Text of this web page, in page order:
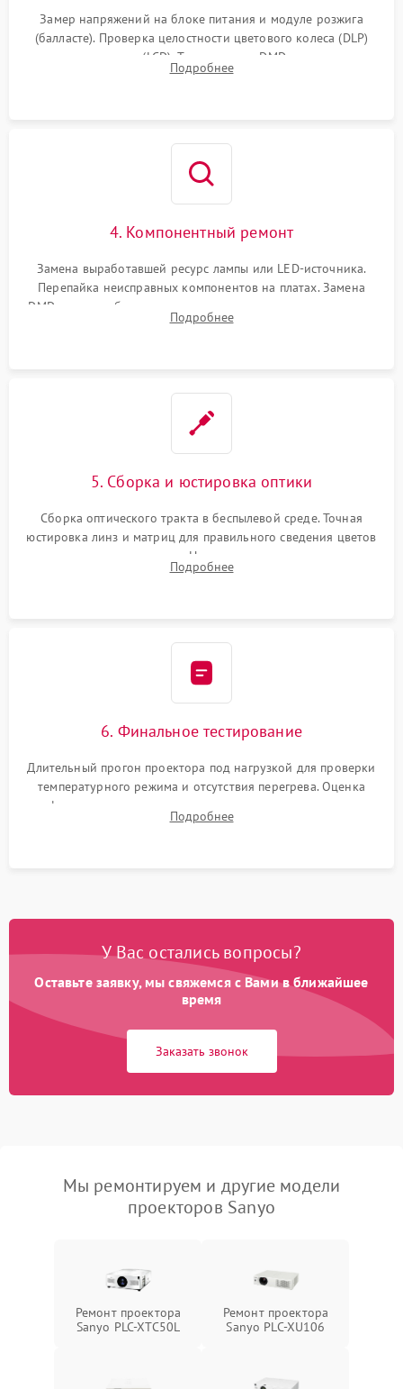
Замер напряжений на блоке питания и модуле розжига
(балласте). Проверка целостности цветового колеса (DLP)
или поляризаторов (LCD). Тестирование DMD-чипа, датчиков
температуры и оптопар с помощью мультиметра и
Подробнее
4. Компонентный ремонт
Замена выработавшей ресурс лампы или LED-источника.
Перепайка неисправных компонентов на платах. Замена
DMD-чипа при битых пикселях, установка нового цветового
колеса или восстановление сгоревших поляризационных
Подробнее
5. Сборка и юстировка оптики
Сборка оптического тракта в беспылевой среде. Точная
юстировка линз и матриц для правильного сведения цветов
и устранения размытия. Надежное подключение всех
шлейфов, установка датчиков и закрытие корпуса
Подробнее
6. Финальное тестирование
Длительный прогон проектора под нагрузкой для проверки
температурного режима и отсутствия перегрева. Оценка
фокуса, контрастности и цветопередачи на тестовых
таблицах. Проверка работы всех видеовходов и кнопок
Подробнее
У Вас остались вопросы?
Оставьте заявку, мы свяжемся с Вами в ближайшее
время
Заказать звонок
Мы ремонтируем и другие модели
проекторов Sanyo
Ремонт проектора
Sanyo PLC-XTC50L
Ремонт проектора
Sanyo PLC-XU106